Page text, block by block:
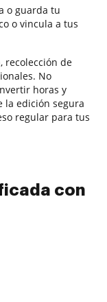
o guarda tu
o vincula a tus
recolección de
No
horas y
la edición segura
regular para tus
con